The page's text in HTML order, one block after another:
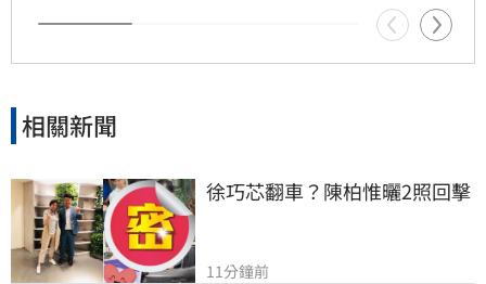
相關新聞
徐巧芯翻車？陳柏惟曬2照回擊
11分鐘前